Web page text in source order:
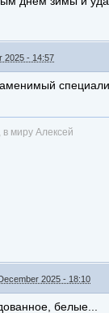
2025 - 14:57
в миру Алексей
2025 - 18:10
белые...